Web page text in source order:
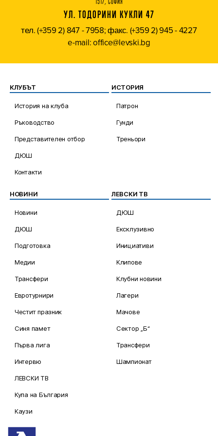
УЛ. ТОДОРИНИ КУКЛИ 47
тел. (+359 2) 847 - 7958; факс. (+359 2) 945 - 4227
e-mail: office@levski.bg
КЛУБЪТ
История на клуба
Ръководство
Представителен отбор
ДЮШ
Контакти
ИСТОРИЯ
Патрон
Гунди
Треньори
НОВИНИ
Новини
ДЮШ
Подготовка
Медии
Трансфери
Евротурнири
Честит празник
Синя памет
Първа лига
Интервю
ЛЕВСКИ ТВ
Купа на България
Каузи
ЛЕВСКИ ТВ
ДЮШ
Ексклузивно
Инициативи
Клипове
Клубни новини
Лагери
Мачове
Сектор „Б“
Трансфери
Шампионат